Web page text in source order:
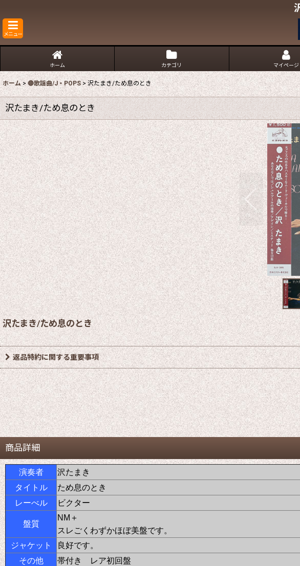
メニュー
ホーム カテゴリ マイページ
ホーム > 🔴歌謡曲/J・POPS > 沢たまき/ため息のとき
沢たまき/ため息のとき
沢たまき/ため息のとき
返品特約に関する重要事項
商品詳細
演奏者
沢たまき
タイトル
ため息のとき
レーべル
ビクター
盤質
NM＋
スレごくわずかほぼ美盤です。
ジャケット
良好です。
その他
帯付き レア初回盤